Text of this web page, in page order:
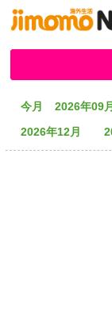
掲示板 タウ
今月 2026年09
2026年12月